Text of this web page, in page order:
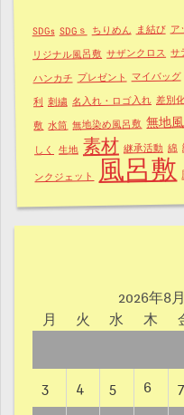
SDGs SDGｓ ちりめん ま結び ア
リジナル風呂敷 サザンクロス サ
ハンカチ プレゼント マイバッグ
利 刺繍 名入れ・ロゴ入れ 差別
敷 水筒 無地染め風呂敷 無地
しく 生地 素材 継承活動 綿
ンクジェット 風呂敷
2026年8月
月
火 水 木
3 4 5 6 7